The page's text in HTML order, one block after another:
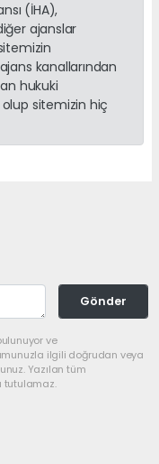
(İHA),
ajanslar
kanallarından
hukuki
sitemizin hiç
Gönder
ve
ilgili doğrudan veya
Yazılan tüm
tutulamaz.